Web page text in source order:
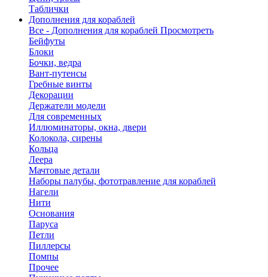
Таблички
Дополнения для кораблей
Все - Дополнения для кораблей Просмотреть
Бейфуты
Блоки
Бочки, ведра
Вант-путенсы
Гребные винты
Декорации
Держатели модели
Для современных
Иллюминаторы, окна, двери
Колокола, сирены
Кольца
Леера
Мачтовые детали
Наборы палубы, фототравление для кораблей
Нагели
Нити
Основания
Паруса
Петли
Пиллерсы
Помпы
Прочее